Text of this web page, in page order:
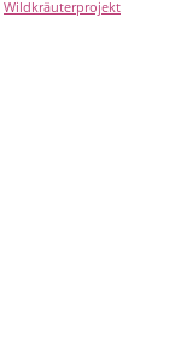
Wildkräuterprojekt